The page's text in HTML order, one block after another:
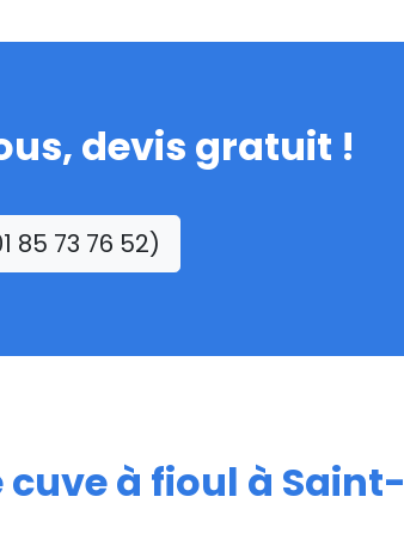
devis gratuit !
85 73 76 52)
à fioul à Saint-